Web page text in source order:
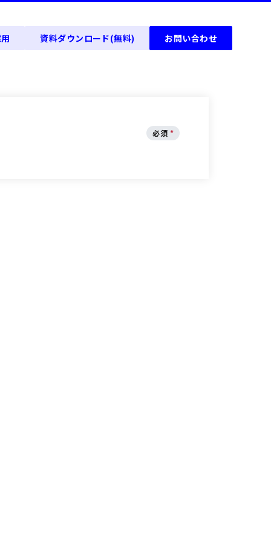
資料ダウンロード(無料) お問い合わせ
必須 *